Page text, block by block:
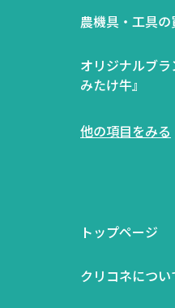
農機具・工具の
オリジナルブ
みたけ牛』
他の項目をみる
トップページ
クリコネについ